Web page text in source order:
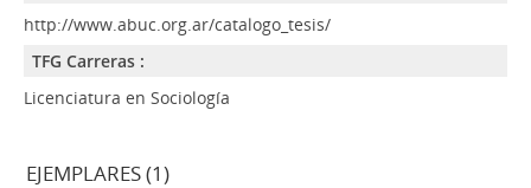
http://www.abuc.org.ar/catalogo_tesis/
TFG Carreras :
Licenciatura en Sociología
EJEMPLARES (1)